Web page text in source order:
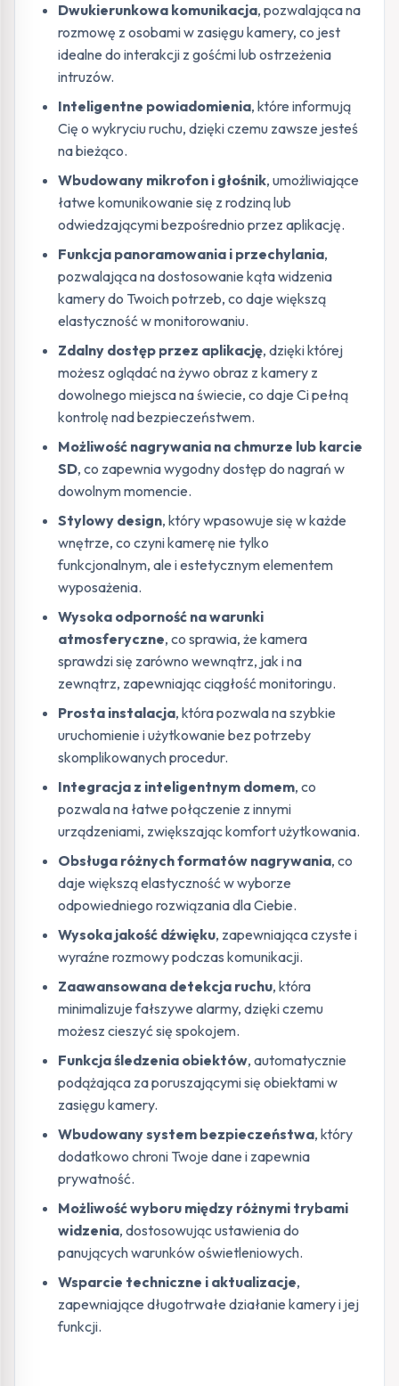
Dwukierunkowa komunikacja, pozwalająca na
rozmowę z osobami w zasięgu kamery, co jest
idealne do interakcji z gośćmi lub ostrzeżenia
intruzów.
Inteligentne powiadomienia, które informują
Cię o wykryciu ruchu, dzięki czemu zawsze jesteś
na bieżąco.
Wbudowany mikrofon i głośnik, umożliwiające
łatwe komunikowanie się z rodziną lub
odwiedzającymi bezpośrednio przez aplikację.
Funkcja panoramowania i przechylania,
pozwalająca na dostosowanie kąta widzenia
kamery do Twoich potrzeb, co daje większą
elastyczność w monitorowaniu.
Zdalny dostęp przez aplikację, dzięki której
możesz oglądać na żywo obraz z kamery z
dowolnego miejsca na świecie, co daje Ci pełną
kontrolę nad bezpieczeństwem.
Możliwość nagrywania na chmurze lub karcie
SD, co zapewnia wygodny dostęp do nagrań w
dowolnym momencie.
Stylowy design, który wpasowuje się w każde
wnętrze, co czyni kamerę nie tylko
funkcjonalnym, ale i estetycznym elementem
wyposażenia.
Wysoka odporność na warunki
atmosferyczne, co sprawia, że kamera
sprawdzi się zarówno wewnątrz, jak i na
zewnątrz, zapewniając ciągłość monitoringu.
Prosta instalacja, która pozwala na szybkie
uruchomienie i użytkowanie bez potrzeby
skomplikowanych procedur.
Integracja z inteligentnym domem, co
pozwala na łatwe połączenie z innymi
urządzeniami, zwiększając komfort użytkowania.
Obsługa różnych formatów nagrywania, co
daje większą elastyczność w wyborze
odpowiedniego rozwiązania dla Ciebie.
Wysoka jakość dźwięku, zapewniająca czyste i
wyraźne rozmowy podczas komunikacji.
Zaawansowana detekcja ruchu, która
minimalizuje fałszywe alarmy, dzięki czemu
możesz cieszyć się spokojem.
Funkcja śledzenia obiektów, automatycznie
podążająca za poruszającymi się obiektami w
zasięgu kamery.
Wbudowany system bezpieczeństwa, który
dodatkowo chroni Twoje dane i zapewnia
prywatność.
Możliwość wyboru między różnymi trybami
widzenia, dostosowując ustawienia do
panujących warunków oświetleniowych.
Wsparcie techniczne i aktualizacje,
zapewniające długotrwałe działanie kamery i jej
funkcji.